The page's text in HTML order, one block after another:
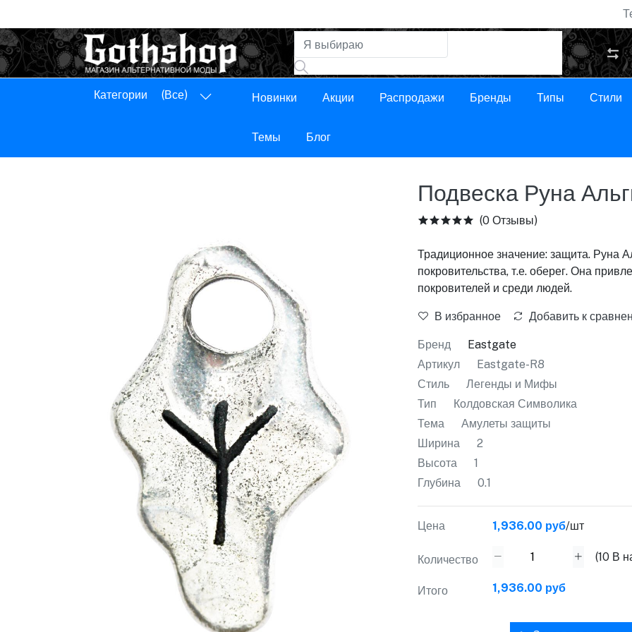
Панель управления
Категории (Все) Новинки Акции Распродажи Бренды Типы Стили
Темы Блог
Подвеска Руна
(0 Отзывы)
Традиционное значение: защита. Руна
покровительства, т.е. оберег. Она
покровителей и среди людей.
В избранное Добавить к
Бренд
Eastgate
Артикул
Eastgate-R8
Стиль
Легенды и Мифы
Тип
Колдовская Символика
Тема
Амулеты защиты
Ширина
2
Высота
1
Глубина
0.1
Цена 1,936.00 руб/шт
Количество (10В
Итого 1,936.00 руб